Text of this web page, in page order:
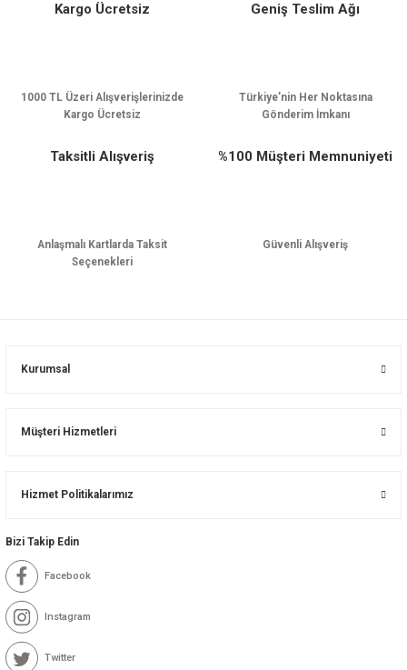
Kargo Ücretsiz
1000 TL Üzeri Alışverişlerinizde
Kargo Ücretsiz
Geniş Teslim Ağı
Türkiye’nin Her Noktasına
Gönderim İmkanı
Taksitli Alışveriş
Anlaşmalı Kartlarda Taksit
Seçenekleri
%100 Müşteri Memnuniyeti
Güvenli Alışveriş
Kurumsal
Müşteri Hizmetleri
Hizmet Politikalarımız
Bizi Takip Edin
Facebook
Instagram
Twitter